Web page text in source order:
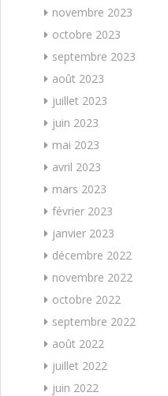
novembre 2023
octobre 2023
septembre 2023
août 2023
juillet 2023
juin 2023
mai 2023
avril 2023
mars 2023
février 2023
janvier 2023
décembre 2022
novembre 2022
octobre 2022
septembre 2022
août 2022
juillet 2022
juin 2022